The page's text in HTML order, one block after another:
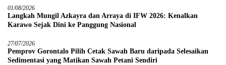
01/08/2026
Langkah Mungil Azkayra dan Arraya di IFW 2026: Kenalkan
Karawo Sejak Dini ke Panggung Nasional
27/07/2026
Pemprov Gorontalo Pilih Cetak Sawah Baru daripada Selesaikan
Sedimentasi yang Matikan Sawah Petani Sendiri